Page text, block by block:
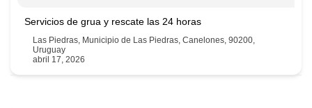
Servicios de grua y rescate las 24 horas
Las Piedras, Municipio de Las Piedras, Canelones, 90200,
Uruguay
abril 17, 2026